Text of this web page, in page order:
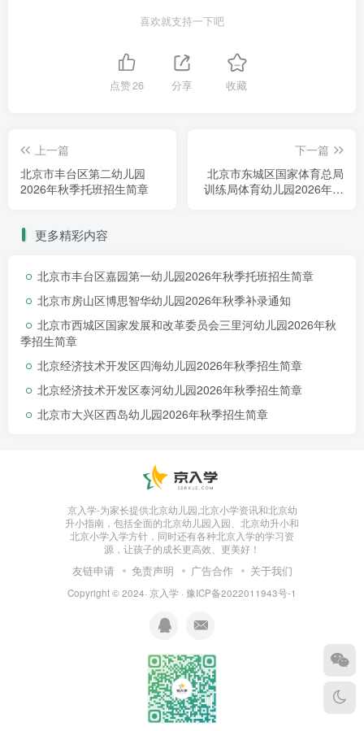
喜欢就支持一下吧
点赞26 分享 收藏
上一篇
北京市丰台区第二幼儿园
2026年秋季托班招生简章
下一篇
北京市东城区国家体育总局
训练局体育幼儿园2026年秋
更多精彩内容
北京市丰台区嘉园第一幼儿园2026年秋季托班招生简章
北京市房山区博思智华幼儿园2026年秋季补录通知
北京市西城区国家发展和改革委员会三里河幼儿园2026年秋
季招生简章
北京经济技术开发区四海幼儿园2026年秋季招生简章
北京经济技术开发区泰河幼儿园2026年秋季招生简章
北京市大兴区西岛幼儿园2026年秋季招生简章
京入学-为家长提供北京幼儿园,北京小学资讯和北京幼
升小指南，包括全面的北京幼儿园入园、北京幼升小和
北京小学入学方针，同时还有各种北京入学的学习资
源，让孩子的成长更高效、更美好！
友链申请 免责声明 广告合作 关于我们
Copyright © 2024· 京入学 · 豫ICP备2022011943号-1